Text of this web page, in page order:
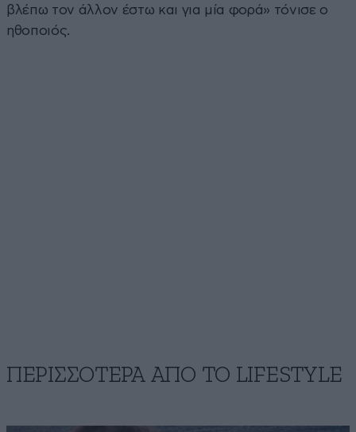
βλέπω τον άλλον έστω και για μία φορά» τόνισε ο
ηθοποιός.
ΠΕΡΙΣΣΟΤΕΡΑ ΑΠΟ ΤΟ LIFESTYLE